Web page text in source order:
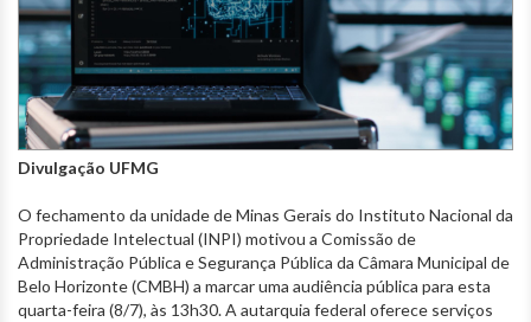
Divulgação UFMG
O fechamento da unidade de Minas Gerais do Instituto Nacional da
Propriedade Intelectual (INPI) motivou a Comissão de
Administração Pública e Segurança Pública da Câmara Municipal de
Belo Horizonte (CMBH) a marcar uma audiência pública para esta
quarta-feira (8/7), às 13h30. A autarquia federal oferece serviços